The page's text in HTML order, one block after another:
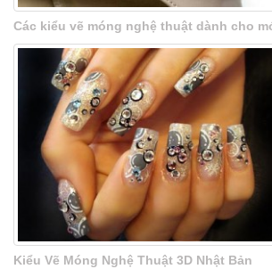
Các kiểu vẽ móng nghệ thuật dành cho
Kiểu Vẽ Móng Nghệ Thuật 3D Nhật Bản